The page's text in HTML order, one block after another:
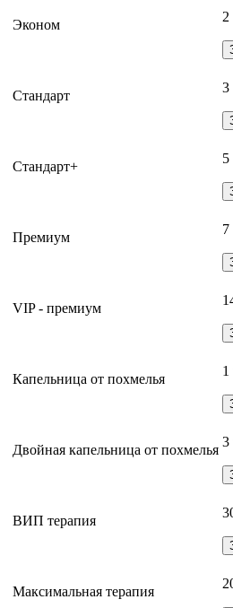
Эконом
2
Стандарт
3
Стандарт+
5
Премиум
7
VIP - премиум
Капельница от похмелья
1
Двойная капельница от похмелья
3
ВИП терапия
Максимальная терапия